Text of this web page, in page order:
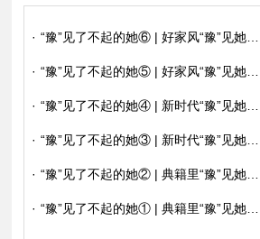
· “豫”见了不起的她⑥ | 好家风“豫”见她：向上向善的家庭美德、共建共享的家庭追求
· “豫”见了不起的她⑤ | 好家风“豫”见她：爱国爱家的家国情怀、相亲相爱的家庭关系
· “豫”见了不起的她④ | 新时代“豫”见她：赋能经济女翘楚、增惠民生有巾帼
· “豫”见了不起的她③ | 新时代“豫”见她：基层建功“铁娘子”、科技创新“半边天”
· “豫”见了不起的她② | 典籍里“豫”见她：“爱国诗人”许穆夫人、“一代才女”蔡文姬
· “豫”见了不起的她① | 典籍里“豫”见她：“英雄母亲”姚太夫人、“巾帼英雄”花木兰